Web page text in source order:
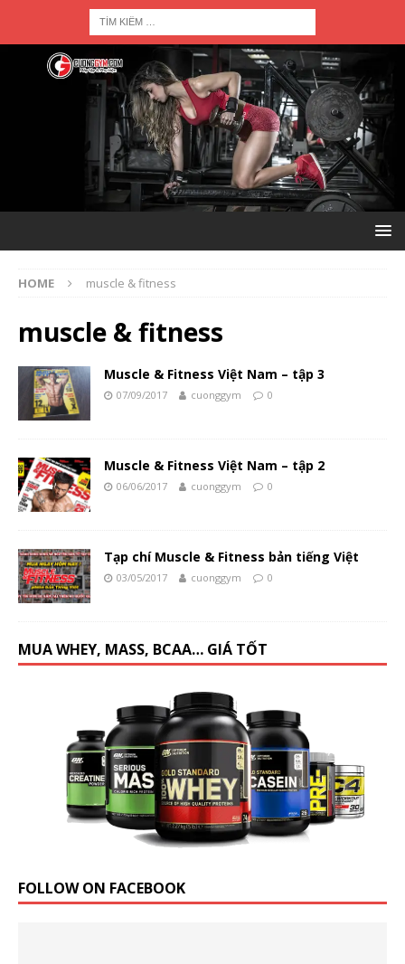
HOME muscle & fitness
muscle & fitness
Muscle & Fitness Việt Nam – tập 3
07/09/2017 cuonggym 0
Muscle & Fitness Việt Nam – tập 2
06/06/2017 cuonggym 0
Tạp chí Muscle & Fitness bản tiếng Việt
03/05/2017 cuonggym 0
MUA WHEY, MASS, BCAA… GIÁ TỐT
FOLLOW ON FACEBOOK